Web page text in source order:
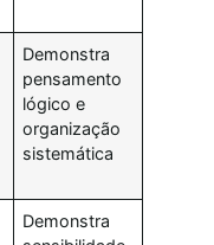
Demonstra
pensamento
lógico e
organização
sistemática
Demonstra